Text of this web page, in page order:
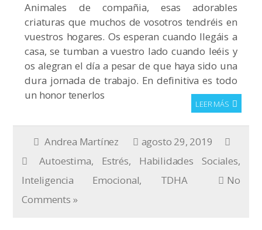
Animales de compañia, esas adorables
criaturas que muchos de vosotros tendréis en
vuestros hogares. Os esperan cuando llegáis a
casa, se tumban a vuestro lado cuando leéis y
os alegran el día a pesar de que haya sido una
dura jornada de trabajo. En definitiva es todo
un honor tenerlos
LEER MÁS
Andrea Martínez
agosto 29, 2019
Autoestima, Estrés, Habilidades Sociales,
Inteligencia Emocional, TDHA
No
Comments »